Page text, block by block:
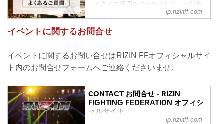
よくあるご質問をまとめました。お問合
わせの前に、一度ご確認下さい。
Q.1 より良い席で観戦したいのですが、
で見れますか？
A. より良い席のご案内は、以下の順番と
なります。
②ファンクラブ先行（強者）/ RIZIN 100
CLUB先行
③先行販売（オフィシャルサイト先行・
プレイガイド先行・番組・チラシ等 順不
jp.rizinff.com
イベントに関するお問合せ
イベントに関するお問い合せはRIZIN FFオフィシャルサイ
ト内のお問合せフォームへご連絡くださいませ。
CONTACT お問合せ - RIZIN
FIGHTING FEDERATION オフィシ
ャルサイト
jp.rizinff.com